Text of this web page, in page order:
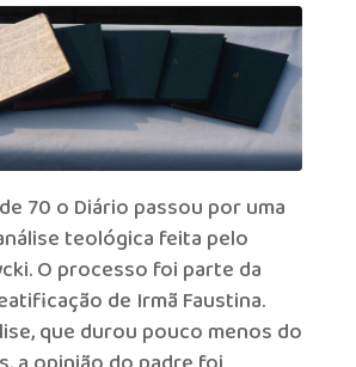
70 o Diário passou por uma
teológica feita pelo
O processo foi parte da
de Irmã Faustina.
que durou pouco menos do